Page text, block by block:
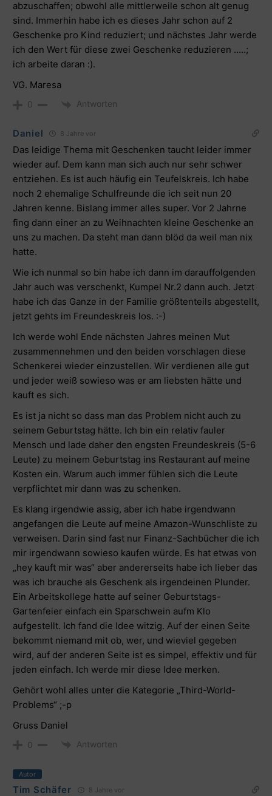
abzuschaffen; obwohl alle mittlerweile schon alt genug
sind. Immerhin habe ich es dieses Jahr schon auf 2
Geschenke pro Kind reduziert; und nächstes Jahr werde
ich den Wert für diese zwei Geschenke reduzieren …..;
ich arbeite daran :).
VG. Maresa
0 Antworten
Daniel 8 Jahre vor
Das leidige Thema mit Geschenken taucht leider immer
wieder auf. Dem kann man sich auch nur sehr schwer
entziehen. Es ist auch häufig ein Teufelskreis. Ich habe
noch 2 ehemalige Schulfreunde die ich seit nun 20
Jahren kenne. Bislang immer alles super. Vor 2 Jahrne
fing dann einer an zu Weihnachten kleine Geschenke an
uns zu machen. Da steht man dann blöd da weil man nix
hatte.
Wie ich nunmal so bin habe ich dann im darauffolgenden
Jahr auch was verschenkt, Kumpel Nr.2 dann auch. Jetzt
habe ich das Ganze in der Familie größtenteils abgestellt,
jetzt gehts im Freundeskreis los. :-)
Ich werde wohl Ende nächsten Jahres meinen Mut
zusammennehmen und den beiden vorschlagen diese
Schenkerei wieder einzustellen. Wir verdienen alle gut
und jeder weiß sowieso was er am liebsten hätte und
kauft es sich.
Es ist ja nicht so dass man das Problem nicht auch zu
seinem Geburtstag hätte. Ich bin ein relativ fauler
Mensch und lade daher den engsten Freundeskreis (5-6
Leute) zu meinem Geburtstag ins Restaurant auf meine
Kosten ein. Warum auch immer fühlen sich die Leute
verpflichtet mir dann was zu schenken.
Es klang irgendwie assig, aber ich habe irgendwann
angefangen die Leute auf meine Amazon-Wunschliste zu
verweisen. Darin sind fast nur Finanz-Sachbücher die ich
mir irgendwann sowieso kaufen würde. Es hat etwas von
„hey kauft mir was“ aber andererseits habe ich lieber das
was ich brauche als Geschenk als irgendeinen Plunder.
Ein Arbeitskollege hatte auf seiner Geburtstags-
Gartenfeier einfach ein Sparschwein aufm Klo
aufgestellt. Ich fand die Idee witzig. Auf der einen Seite
bekommt niemand mit ob, wer, und wieviel gegeben
wird, auf der anderen Seite ist es simpel, effektiv und für
jeden einfach. Ich werde mir diese Idee merken.
Gehört wohl alles unter die Kategorie „Third-World-
Problems“ ;-p
Gruss Daniel
0 Antworten
Autor
Tim Schäfer 8 Jahre vor